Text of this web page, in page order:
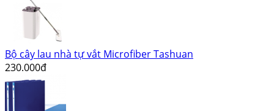
Bộ cây lau nhà tự vắt Microfiber Tashuan
230.000đ